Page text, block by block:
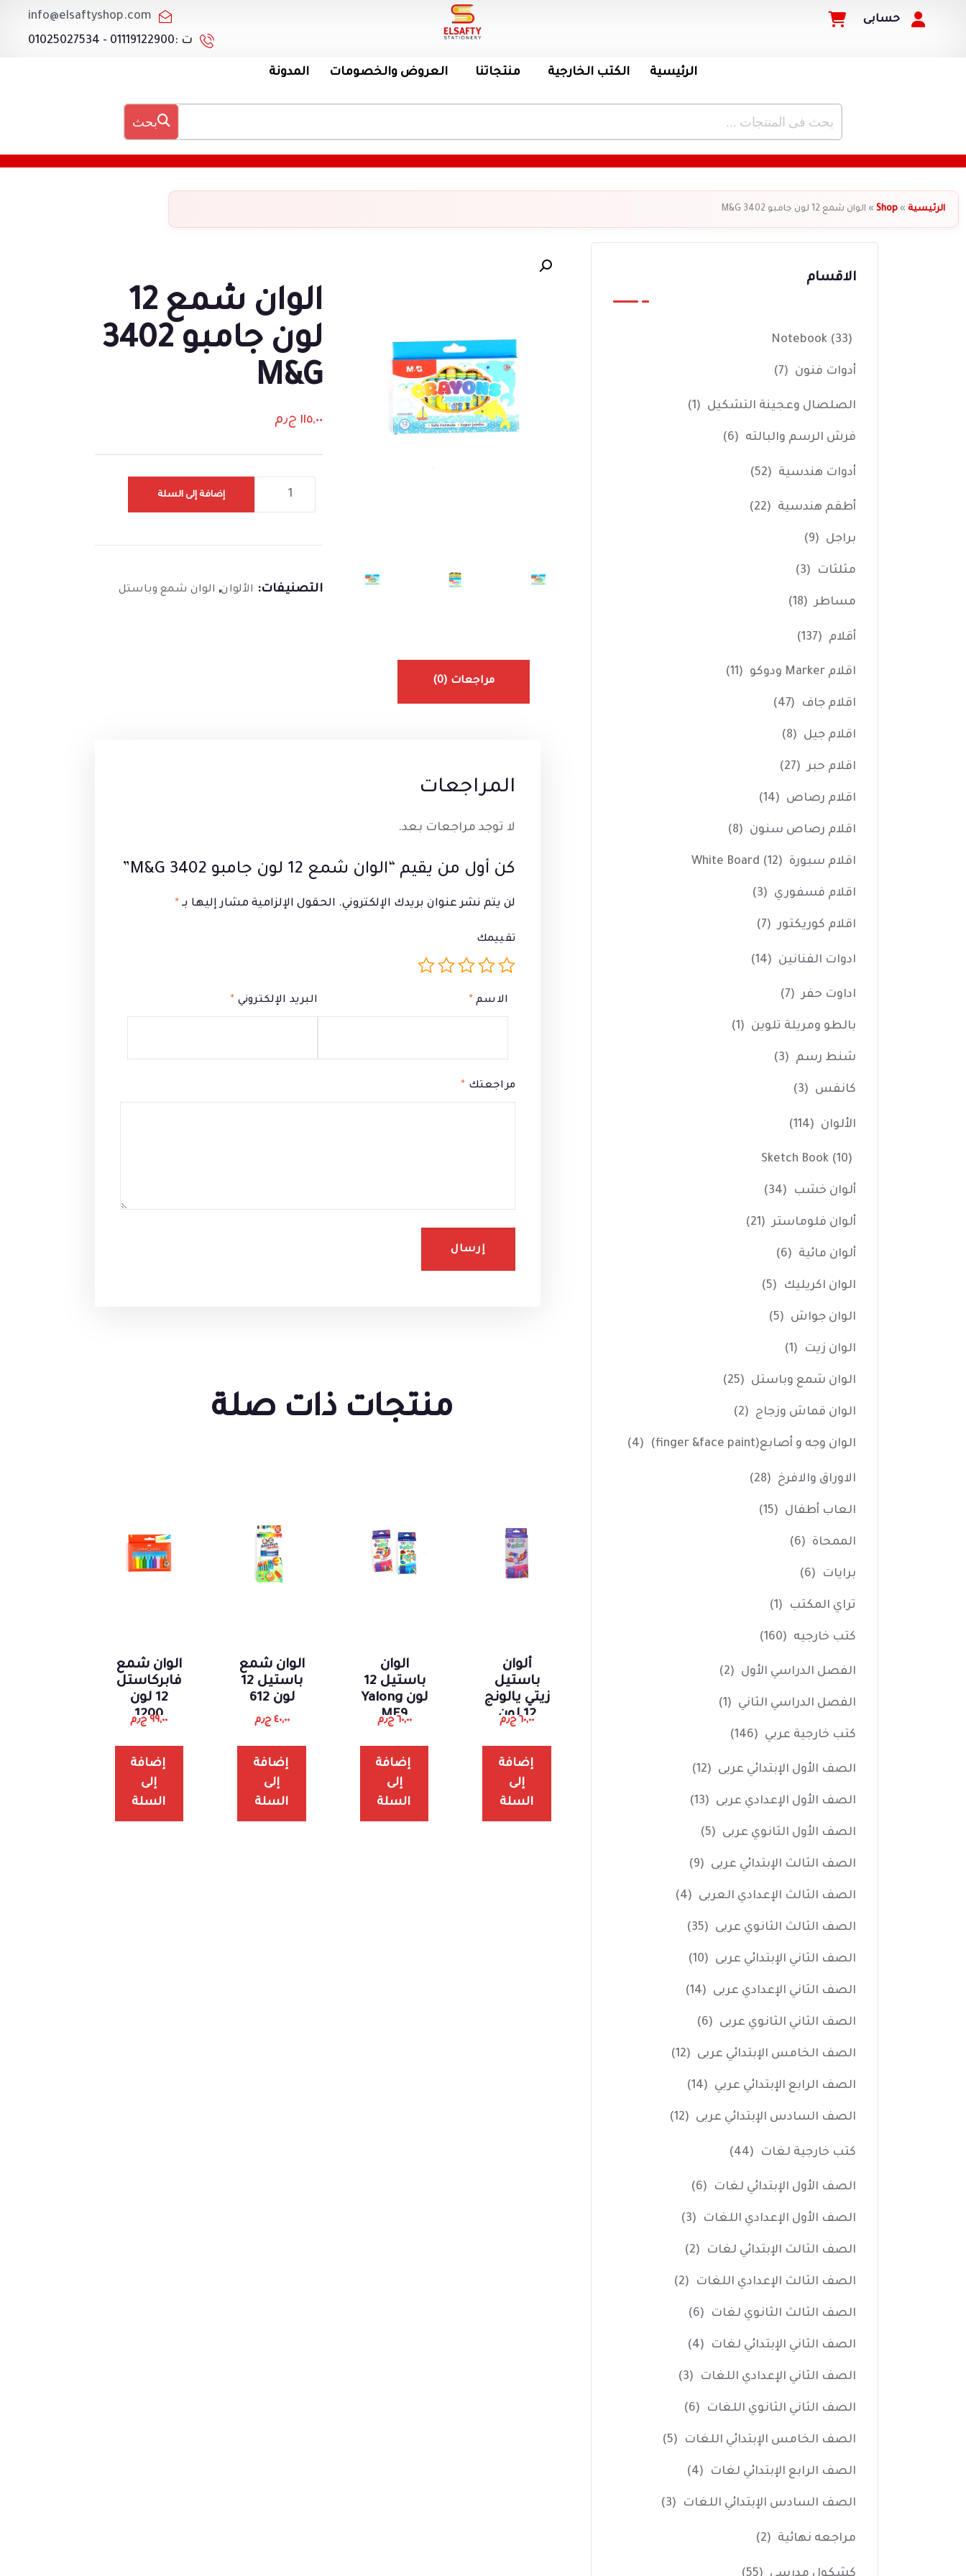
حسابى
info@elsaftyshop.com
ت :01119122900 - 01025027534
الرئيسية الكتب الخارجية منتجاتنا العروض والخصومات المدونة
بحث
الرئيسية »
Shop
» الوان شمع 12 لون جامبو 3402 M&G
الوان شمع 12
لون جامبو 3402
M&G
١١٥,٠٠ ج٫م
إضافة إلى السلة
التصنيفات: الألوان, الوان شمع وباستل
مراجعات (0)
المراجعات
لا توجد مراجعات بعد.
كن أول من يقيم “الوان شمع 12 لون جامبو 3402 M&G”
لن يتم نشر عنوان بريدك الإلكتروني. الحقول الإلزامية مشار إليها بـ *
تقييمك
مراجعتك *
الاسم * البريد الإلكتروني *
منتجات ذات صلة
ألوان
باستيل
زيتي يالونج
12 لون
٦٠,٠٠ ج٫م
إضافة
إلى
السلة
الوان
باستيل 12
لون Yalong
MF9
٦٠,٠٠ ج٫م
إضافة
إلى
السلة
الوان شمع
باستيل 12
لون 612
٤٠,٠٠ ج٫م
إضافة
إلى
السلة
الوان شمع
فابركاستل
12 لون
1200
٩٩,٠٠ ج٫م
إضافة
إلى
السلة
الاقسام
Notebook (33)
أدوات فنون (7)
الصلصال وعجينة التشكيل (1)
فرش الرسم والبالته (6)
أدوات هندسية (52)
أطقم هندسية (22)
براجل (9)
مثلثات (3)
مساطر (18)
أقلام (137)
اقلام Marker ودوكو (11)
اقلام جاف (47)
اقلام جيل (8)
اقلام حبر (27)
اقلام رصاص (14)
اقلام رصاص سنون (8)
اقلام سبورة White Board (12)
اقلام فسفوري (3)
اقلام كوريكتور (7)
ادوات الفنانين (14)
اداوت حفر (7)
بالطو ومريلة تلوين (1)
شنط رسم (3)
كانفس (3)
الألوان (114)
Sketch Book (10)
ألوان خشب (34)
ألوان فلوماستر (21)
ألوان مائية (6)
الوان اكريليك (5)
الوان جواش (5)
الوان زيت (1)
الوان شمع وباستل (25)
الوان قماش وزجاج (2)
الوان وجه و أصابع(finger &face paint) (4)
الاوراق والافرخ (28)
العاب أطفال (15)
الممحاة (6)
برايات (6)
تراي المكتب (1)
كتب خارجيه (160)
الفصل الدراسي الأول (2)
الفصل الدراسي الثاني (1)
كتب خارجية عربي (146)
الصف الأول الإبتدائي عربى (12)
الصف الأول الإعدادي عربى (13)
الصف الأول الثانوي عربى (5)
الصف الثالث الإبتدائي عربى (9)
الصف الثالث الإعدادي العربى (4)
الصف الثالث الثانوي عربى (35)
الصف الثاني الإبتدائي عربى (10)
الصف الثاني الإعدادي عربى (14)
الصف الثاني الثانوي عربى (6)
الصف الخامس الإبتدائي عربى (12)
الصف الرابع الإبتدائي عربي (14)
الصف السادس الإبتدائي عربى (12)
كتب خارجية لغات (44)
الصف الأول الإبتدائي لغات (6)
الصف الأول الإعدادي اللغات (3)
الصف الثالث الإبتدائي لغات (2)
الصف الثالث الإعدادي اللغات (2)
الصف الثالث الثانوي لغات (6)
الصف الثاني الإبتدائي لغات (4)
الصف الثاني الإعدادي اللغات (3)
الصف الثاني الثانوي اللغات (6)
الصف الخامس الإبتدائي اللغات (5)
الصف الرابع الإبتدائي لغات (4)
الصف السادس الإبتدائي اللغات (3)
مراجعه نهائية (2)